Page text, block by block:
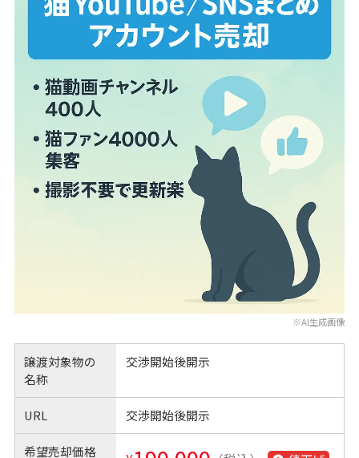
※AI生成画像
譲渡対象物の
名称
交渉開始後開示
URL 交渉開始後開示
希望売却価格